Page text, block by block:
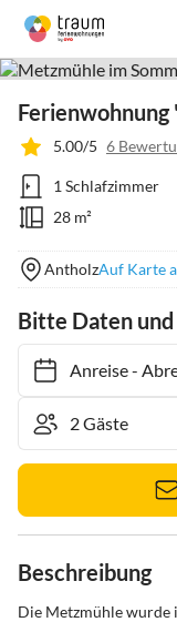
5.00/5 6
1 Schlafzimmer
28 m²
AntholzAuf Karte
Bitte Daten und
Anreise-
Beschreibung
Die Metzmühle wurde